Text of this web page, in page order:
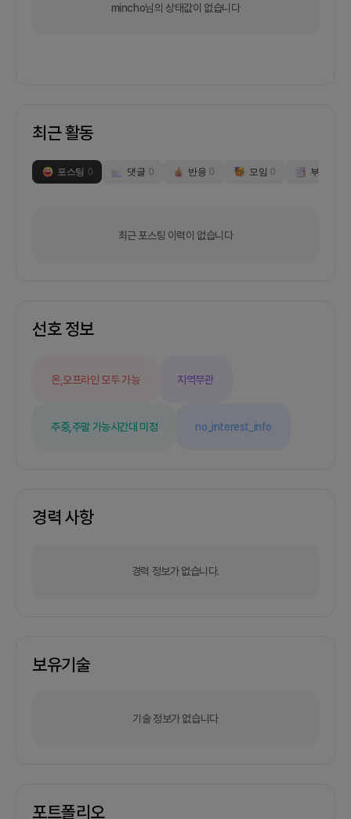
mincho님의 상태값이 없습니다
최근 활동
포스팅 0 댓글 0 반응 0 모임 0 부스
최근 포스팅 이력이 없습니다
선호 정보
온,오프라인 모두 가능 지역무관
주중,주말 가능시간대 미정 no_interest_info
경력 사항
경력 정보가 없습니다.
보유기술
기술 정보가 없습니다
포트폴리오